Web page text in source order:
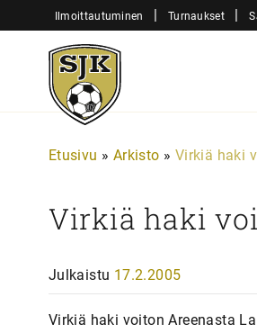
sisältöön
Ilmoittautuminen | Turnaukset |
Sjk-
Juniorit
Etusivu » Arkisto » Virkiä haki
Virkiä haki
Julkaistu 17.2.2005
Virkiä haki voiton Areenasta